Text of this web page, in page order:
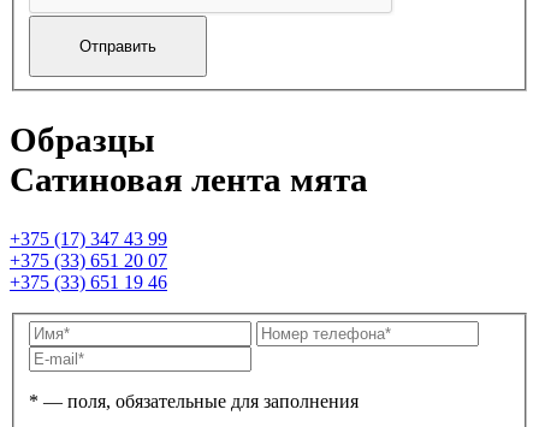
Образцы
Сатиновая лента мята
+375 (17) 347 43 99
+375 (33) 651 20 07
+375 (33) 651 19 46
* — поля, обязательные для заполнения